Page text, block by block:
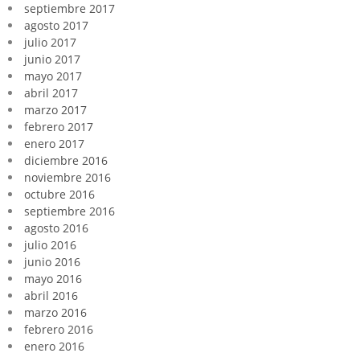
septiembre 2017
agosto 2017
julio 2017
junio 2017
mayo 2017
abril 2017
marzo 2017
febrero 2017
enero 2017
diciembre 2016
noviembre 2016
octubre 2016
septiembre 2016
agosto 2016
julio 2016
junio 2016
mayo 2016
abril 2016
marzo 2016
febrero 2016
enero 2016